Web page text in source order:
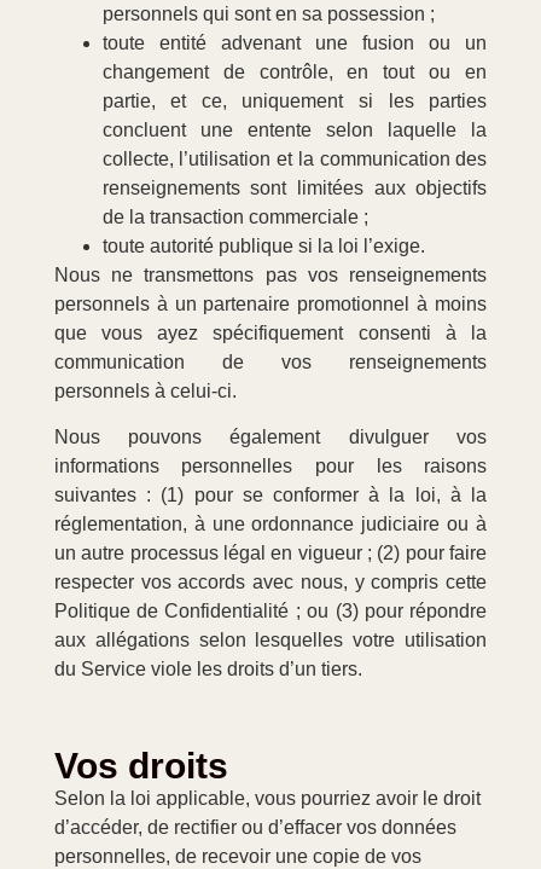
personnels qui sont en sa possession ;
toute entité advenant une fusion ou un
changement de contrôle, en tout ou en
partie, et ce, uniquement si les parties
concluent une entente selon laquelle la
collecte, l’utilisation et la communication des
renseignements sont limitées aux objectifs
de la transaction commerciale ;
toute autorité publique si la loi l’exige.
Nous ne transmettons pas vos renseignements
personnels à un partenaire promotionnel à moins
que vous ayez spécifiquement consenti à la
communication de vos renseignements
personnels à celui-ci.
Nous pouvons également divulguer vos
informations personnelles pour les raisons
suivantes : (1) pour se conformer à la loi, à la
réglementation, à une ordonnance judiciaire ou à
un autre processus légal en vigueur ; (2) pour faire
respecter vos accords avec nous, y compris cette
Politique de Confidentialité ; ou (3) pour répondre
aux allégations selon lesquelles votre utilisation
du Service viole les droits d’un tiers.
Vos droits
Selon la loi applicable, vous pourriez avoir le droit
d’accéder, de rectifier ou d’effacer vos données
personnelles, de recevoir une copie de vos